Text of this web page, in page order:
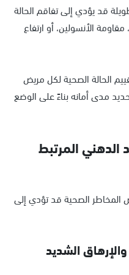
قد يؤدي إلى تفاقم الحالة
الأنسولين، أو ارتفاع
الحالة الصحية لكل مريض
مدى أمانه بناءً على الوضع
الدهني المرتبط
المخاطر الصحية قد تؤدي إلى